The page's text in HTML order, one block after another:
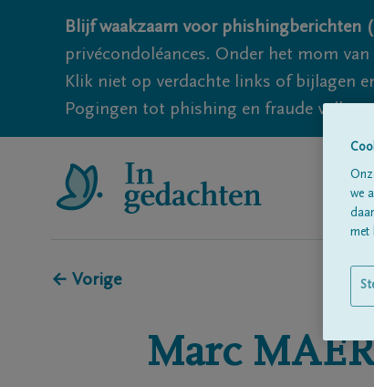
Blijf waakzaam voor
privécondoléances. Onder het mom
Klik niet op verdachte links of bijlagen
Pogingen tot phishing en fraude vallen
← Vorige
Marc
we
met